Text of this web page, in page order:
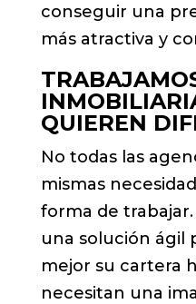
conseguir una
más atractiva y
QUIEREN
No todas las
mismas
forma de
una solución ágil
mejor su cartera
necesitan una